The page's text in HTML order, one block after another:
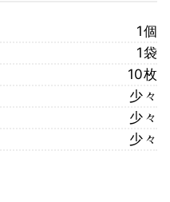
1個
1袋
10枚
少々
少々
少々